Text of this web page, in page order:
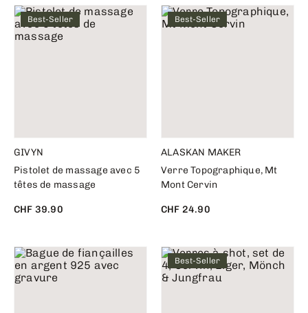
Best-Seller
GIVYN
Pistolet de massage avec 5
têtes de massage
CHF 39.90
Best-Seller
ALASKAN MAKER
Verre Topographique, Mt
Mont Cervin
CHF 24.90
Best-Seller